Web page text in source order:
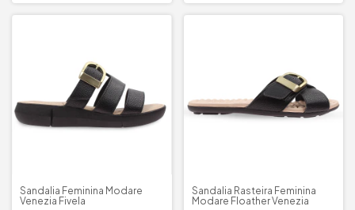
Sandalia Feminina Modare
Venezia Fivela
Sandalia Rasteira Feminina
Modare Floather Venezia